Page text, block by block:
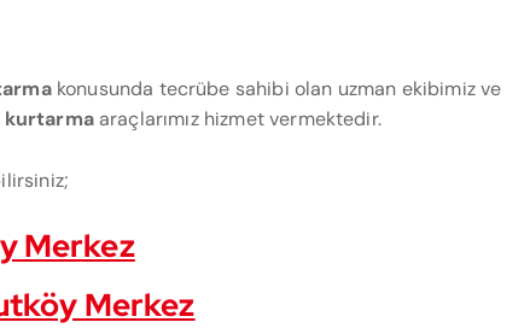
konusunda tecrübe sahibi olan uzman ekibimiz ve
kurtarmaaraçlarımız hizmet vermektedir.
Merkez
Merkez